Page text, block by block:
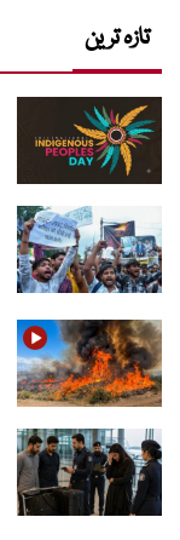
تازہ ترین